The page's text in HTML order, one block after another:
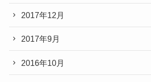
2017年12月
2017年9月
2016年10月